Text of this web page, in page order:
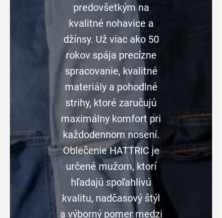
predovšetkým na
kvalitné nohavice a
džínsy. Už viac ako 50
rokov spája precízne
spracovanie, kvalitné
materiály a pohodlné
strihy, ktoré zaručujú
maximálny komfort pri
každodennom nosení.
Oblečenie HATTRIC je
určené mužom, ktorí
hľadajú spoľahlivú
kvalitu, nadčasový štýl
a výborný pomer medzi